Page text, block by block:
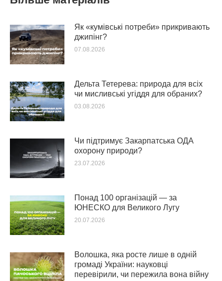
Як «кумівські потреби» прикривають
джипінг?
07.08.2026
Дельта Тетерева: природа для всіх
чи мисливські угіддя для обраних?
03.08.2026
Чи підтримує Закарпатська ОДА
охорону природи?
23.07.2026
Понад 100 організацій — за
ЮНЕСКО для Великого Лугу
20.07.2026
Волошка, яка росте лише в одній
громаді України: науковці
перевірили, чи пережила вона війну